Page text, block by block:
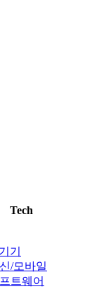
Tech
기
/모바일
트웨어